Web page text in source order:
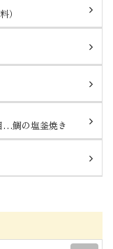
）
…鯛の塩釜焼き